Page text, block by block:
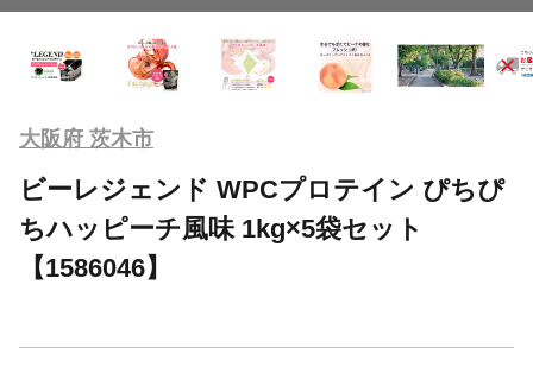
大阪府 茨木市
ビーレジェンド WPCプロテイン ぴちぴ
ちハッピーチ風味 1kg×5袋セット
【1586046】